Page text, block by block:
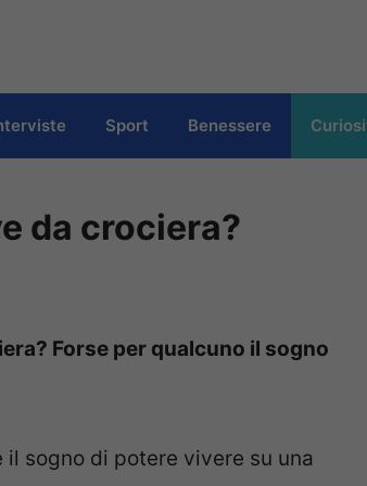
Sport Benessere
da crociera?
Forse per qualcuno il sogno
sogno di potere vivere su una